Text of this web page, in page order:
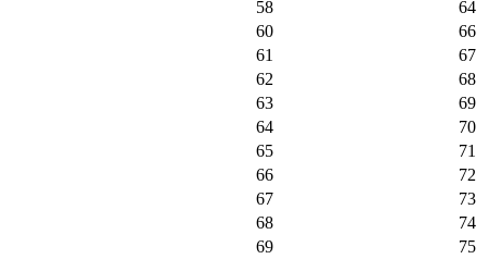
64
58
66
60
67
61
68
62
69
63
70
64
71
65
72
66
73
67
74
68
75
69